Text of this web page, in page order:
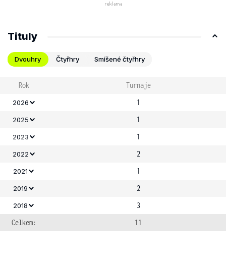
Tituly
Dvouhry Čtyřhry Smíšené čtyřhry
Rok Turnaje
2026 1
2025 1
2023 1
2022 2
2021 1
2019 2
2018
3
Celkem:
11